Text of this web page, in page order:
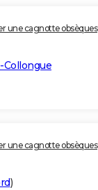
une cagnotte obsèques
Collongue
une cagnotte obsèques
)